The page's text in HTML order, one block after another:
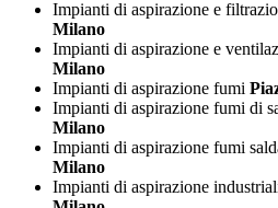
Impianti di aspirazione e
Milano
Impianti di aspirazione e
Milano
Impianti di aspirazione fumi
Impianti di aspirazione fumi di
Milano
Impianti di aspirazione fumi
Milano
Impianti di aspirazione